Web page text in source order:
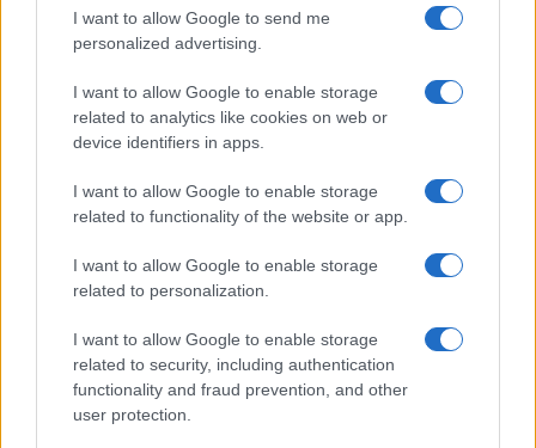
I want to allow Google to send me
personalized advertising.
I want to allow Google to enable storage
related to analytics like cookies on web or
device identifiers in apps.
I want to allow Google to enable storage
related to functionality of the website or app.
I want to allow Google to enable storage
related to personalization.
I want to allow Google to enable storage
related to security, including authentication
functionality and fraud prevention, and other
user protection.
tutti i nei aveva sibilato: ma dai che non è morto
nessuno, a starci male sono pochi, e l’ex Golden
Boy rossonero, impassibile: “Sì, ma se tra quei
pochi a restarci ci sono anch’io, un po’ mi
dispiace”. Vai con la gogna, via col tango infame
tipico dello squadrismo rosso, ma i Rivera e i
Djokovic se ne fregano dall’alto del loro carisma e
di nessuno di loro, men che meno in intensiva,
mentre il numero degli intubati e comunque dei
contagiati trifase, come i contatori, cresce di
continuo e questa non è illazione, è la cruda realtà
dei numeri che manda in vacca la narrazione